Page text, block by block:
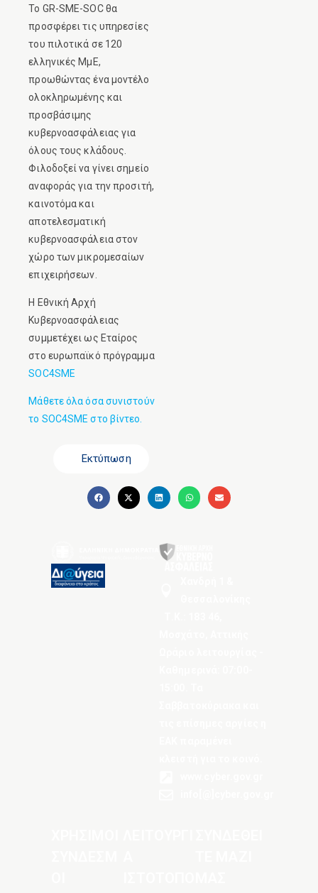
Το GR-SME-SOC θα
προσφέρει τις υπηρεσίες
του πιλοτικά σε 120
ελληνικές ΜμΕ,
προωθώντας ένα μοντέλο
ολοκληρωμένης και
προσβάσιμης
κυβερνοασφάλειας για
όλους τους κλάδους.
Φιλοδοξεί να γίνει σημείο
αναφοράς για την προσιτή,
καινοτόμα και
αποτελεσματική
κυβερνοασφάλεια στον
χώρο των μικρομεσαίων
επιχειρήσεων.
Η Εθνική Αρχή
Κυβερνοασφάλειας
συμμετέχει ως Εταίρος
στο ευρωπαϊκό πρόγραμμα
SOC4SME
Μάθετε όλα όσα συνιστούν
το SOC4SME στο βίντεο.
Εκτύπωση